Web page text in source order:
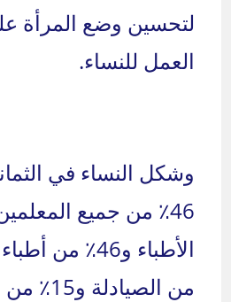
لتحسين وضع المرأة
العمل للنساء.
وشكل النساء في
من